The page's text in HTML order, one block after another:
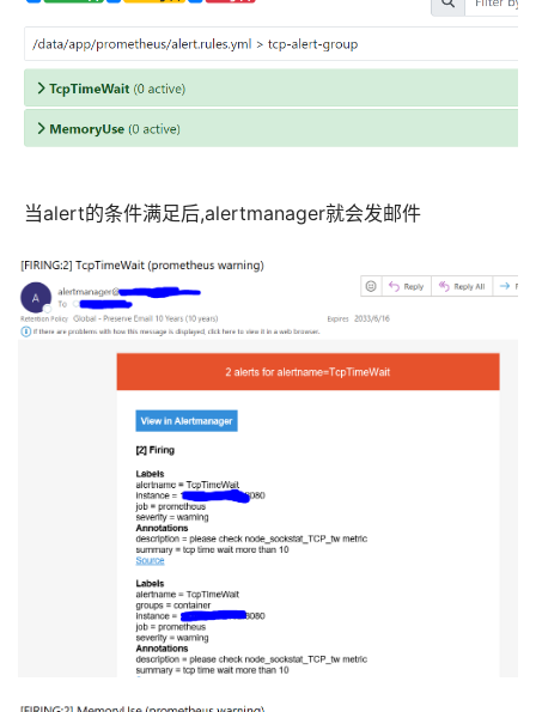
当alert的条件满足后,alertmanager就会发邮件